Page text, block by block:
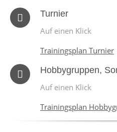
Turnier
Auf einen Klick
Trainingsplan Turnier
Hobbygruppen,
Auf einen Klick
Trainingsplan